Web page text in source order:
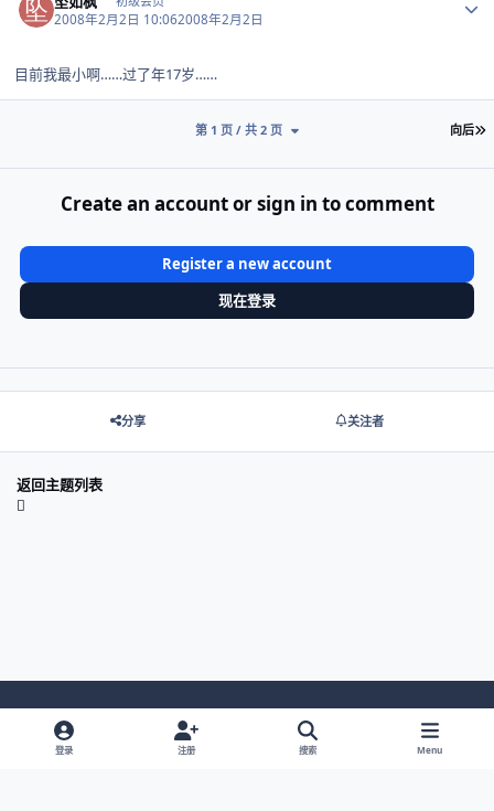
2008年2月2日 10:062008年2月2日
目前我最小啊……过了年17岁……
向后
第 1 页 / 共 2 页
Create an account or sign in to comment
Register a new account
现在登录
分享 关注者
返回主题列表
Light ModeDark ModeSystem Preference
登录 注册 搜索 Menu